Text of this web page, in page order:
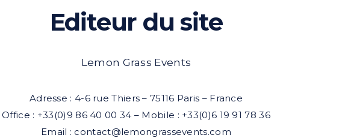
Editeur du site
Lemon Grass Events
Adresse : 4-6 rue Thiers – 75116 Paris – France
Office : +33(0)9 86 40 00 34 – Mobile : +33(0)6 19 91 78 36
Email : contact@lemongrassevents.com